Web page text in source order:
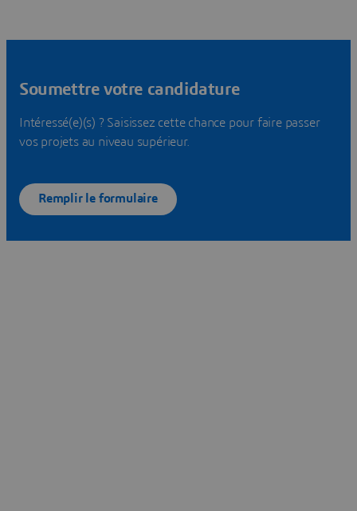
Soumettre votre candidature
Intéressé(e)(s) ? Saisissez cette chance pour faire passer
vos projets au niveau supérieur.
Remplir le formulaire